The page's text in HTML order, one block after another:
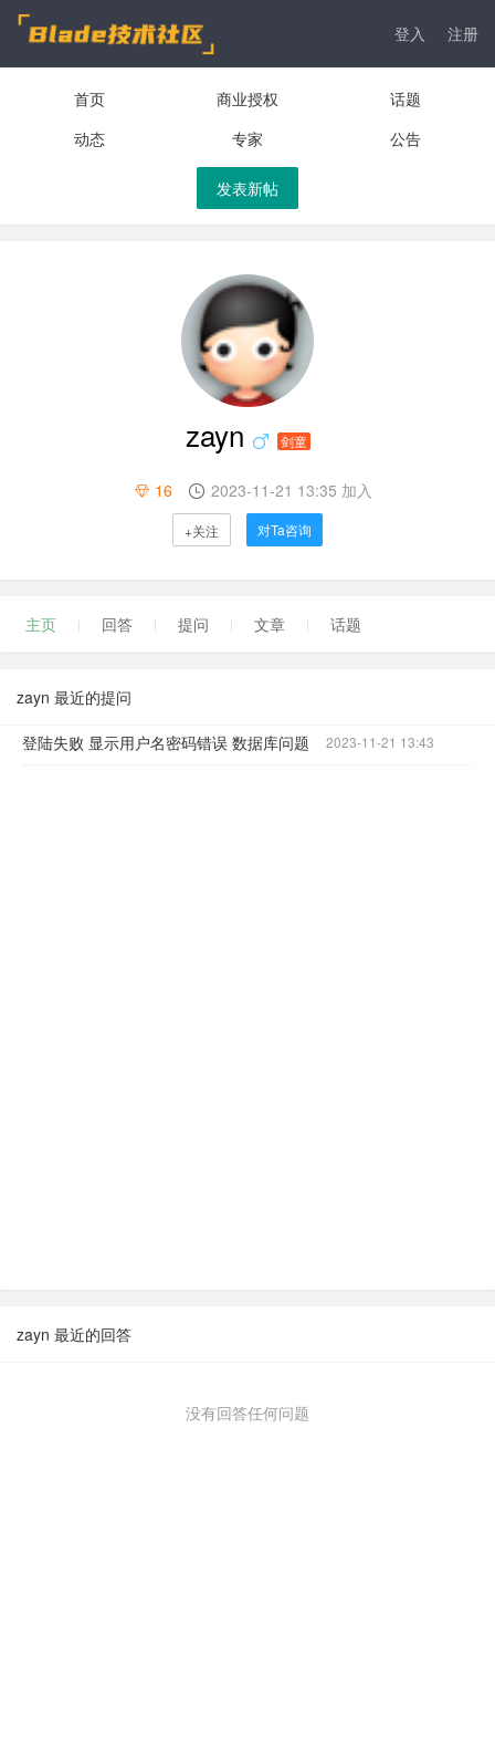
登入 注册
首页 商业授权
话题
动态
专家 公告
发表新帖
zayn 剑童
16 2023-11-21 13:35 加入
+关注 对Ta咨询
主页 回答 提问 文章 话题
zayn 最近的提问
登陆失败 显示用户名密码错误 数据库问题 2023-11-21 13:43
zayn 最近的回答
没有回答任何问题